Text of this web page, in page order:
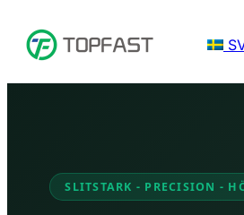
SLITSTARK - PRECISION -